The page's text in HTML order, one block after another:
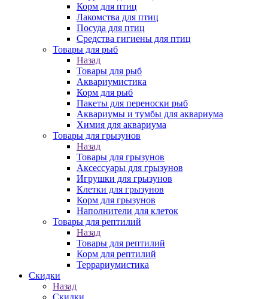
Корм для птиц
Лакомства для птиц
Посуда для птиц
Средства гигиены для птиц
Товары для рыб
Назад
Товары для рыб
Аквариумистика
Корм для рыб
Пакеты для переноски рыб
Аквариумы и тумбы для аквариума
Химия для аквариума
Товары для грызунов
Назад
Товары для грызунов
Аксессуары для грызунов
Игрушки для грызунов
Клетки для грызунов
Корм для грызунов
Наполнители для клеток
Товары для рептилий
Назад
Товары для рептилий
Корм для рептилий
Террариумистика
Скидки
Назад
Скидки